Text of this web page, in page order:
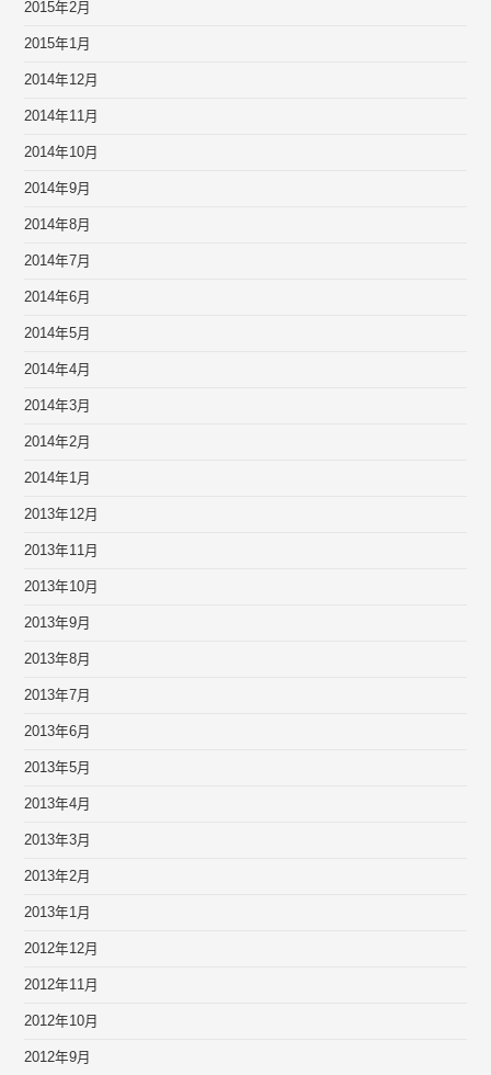
2015年2月
2015年1月
2014年12月
2014年11月
2014年10月
2014年9月
2014年8月
2014年7月
2014年6月
2014年5月
2014年4月
2014年3月
2014年2月
2014年1月
2013年12月
2013年11月
2013年10月
2013年9月
2013年8月
2013年7月
2013年6月
2013年5月
2013年4月
2013年3月
2013年2月
2013年1月
2012年12月
2012年11月
2012年10月
2012年9月